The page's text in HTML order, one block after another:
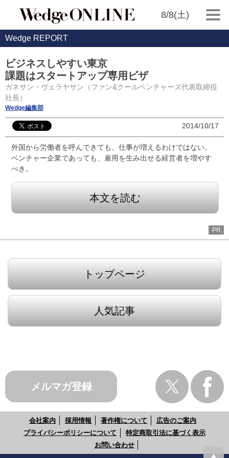
8/8(土)
Wedge REPORT
ビジネスしやすい東京
課題はスタートアップ専用ビザ
ガネサン・ヴェラヤサン（ファン&クールベンチャーズ代表取締役
社長）
Wedge編集部
2014/10/17
外国から労働者を呼んできても、仕事が増えるわけではない。
ベンチャー企業であっても、雇用を生み出せる経営者を増やす
べき。
本文を読む
PR
トップページ
人気記事
メルマガ登録
会社案内 採用情報 著作権について
広告のご案内
プライバシーポリシーについて
特定商取引法に基づく表示
お問い合わせ